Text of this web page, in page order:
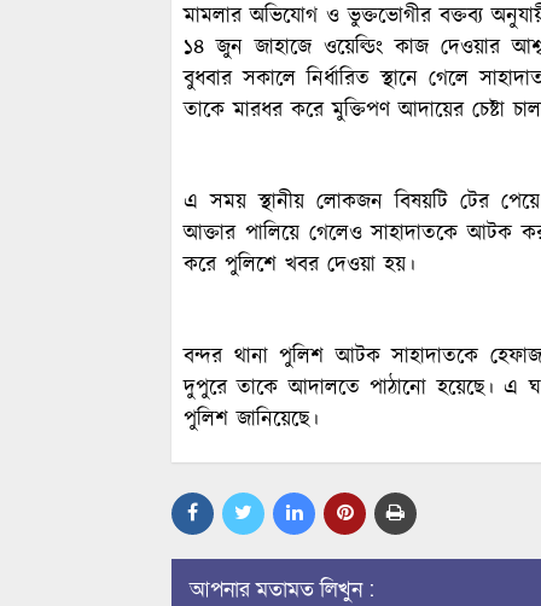
মামলার অভিযোগ ও ভুক্তভোগীর বক্তব্য
১৪ জুন জাহাজে ওয়েল্ডিং কাজ দেওয়ার
বুধবার সকালে নির্ধারিত স্থানে গেলে
তাকে মারধর করে মুক্তিপণ আদায়ের চেষ্টা
এ সময় স্থানীয় লোকজন বিষয়টি টের
আক্তার পালিয়ে গেলেও সাহাদাতকে আটক
করে পুলিশে খবর দেওয়া হয়।
বন্দর থানা পুলিশ আটক সাহাদাতকে
দুপুরে তাকে আদালতে পাঠানো হয়েছে। এ
পুলিশ জানিয়েছে।
আপনার মতামত লিখুন :